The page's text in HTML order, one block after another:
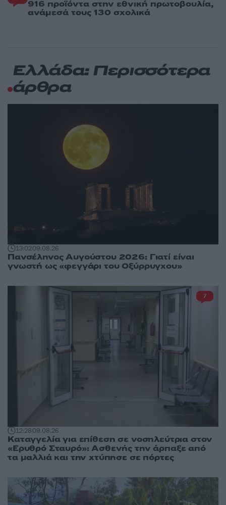
916 προϊόντα στην εθνική πρωτοβουλία,
ανάμεσά τους 130 σχολικά
Ελλάδα: Περισσότερα
άρθρα
13:0209.08.26
Πανσέληνος Αυγούστου 2026: Γιατί είναι
γνωστή ως «φεγγάρι του Οξύρρυγχου»
12:2809.08.26
Καταγγελία για επίθεση σε νοσηλεύτρια στον
«Ερυθρό Σταυρό»: Ασθενής την άρπαξε από
τα μαλλιά και την χτύπησε σε πόρτες
7